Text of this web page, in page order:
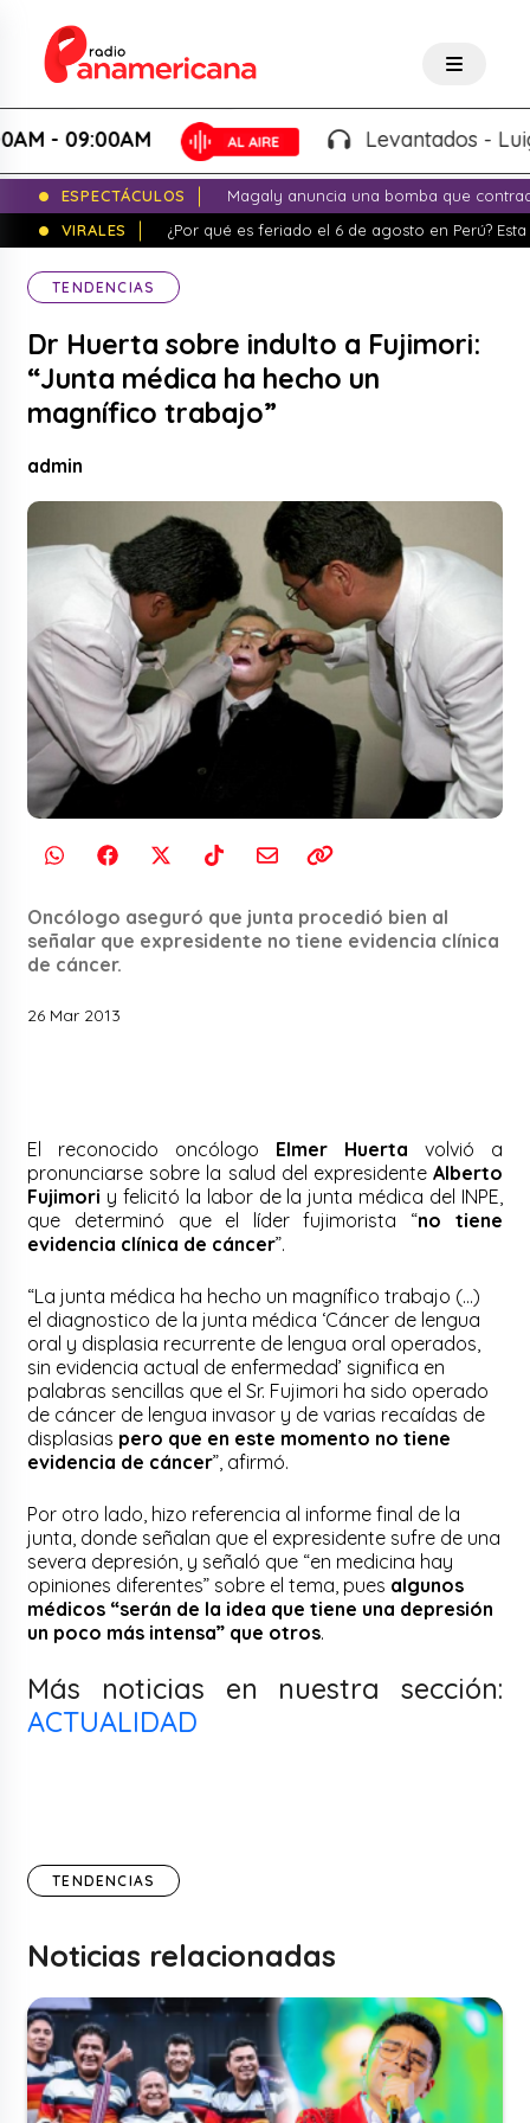
09:00AM Levantados - Luigui
ESPECTÁCULOS
Magaly anuncia una bomba que
VIRALES
¿Por qué es feriado el 6 de agosto en Perú?
TENDENCIAS
Dr Huerta sobre indulto a Fujimori:
“Junta médica ha hecho un
magnífico trabajo”
admin
Oncólogo aseguró que junta procedió bien al
señalar que expresidente no tiene evidencia clínica
de cáncer.
26 Mar 2013
El reconocido oncólogo Elmer Huerta volvió a
pronunciarse sobre la salud del expresidente Alberto
Fujimori y felicitó la labor de la junta médica del INPE,
que determinó que el líder fujimorista “no tiene
evidencia clínica de cáncer”.
“La junta médica ha hecho un magnífico trabajo (…)
el diagnostico de la junta médica ‘Cáncer de lengua
oral y displasia recurrente de lengua oral operados,
sin evidencia actual de enfermedad’ significa en
palabras sencillas que el Sr. Fujimori ha sido operado
de cáncer de lengua invasor y de varias recaídas de
displasias pero que en este momento no tiene
evidencia de cáncer”, afirmó.
Por otro lado, hizo referencia al informe final de la
junta, donde señalan que el expresidente sufre de una
severa depresión, y señaló que “en medicina hay
opiniones diferentes” sobre el tema, pues algunos
médicos “serán de la idea que tiene una depresión
un poco más intensa” que otros.
Más noticias en nuestra sección:
ACTUALIDAD
TENDENCIAS
Noticias relacionadas